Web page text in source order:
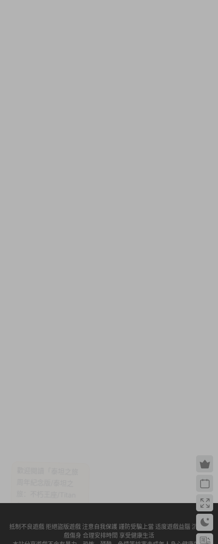
抵制不良遊戲 拒絕盜版遊戲 注意自我保護 謹防受騙上當 适度遊戲益腦 沉迷遊
戲傷身 合理安排時間 享受健康生活